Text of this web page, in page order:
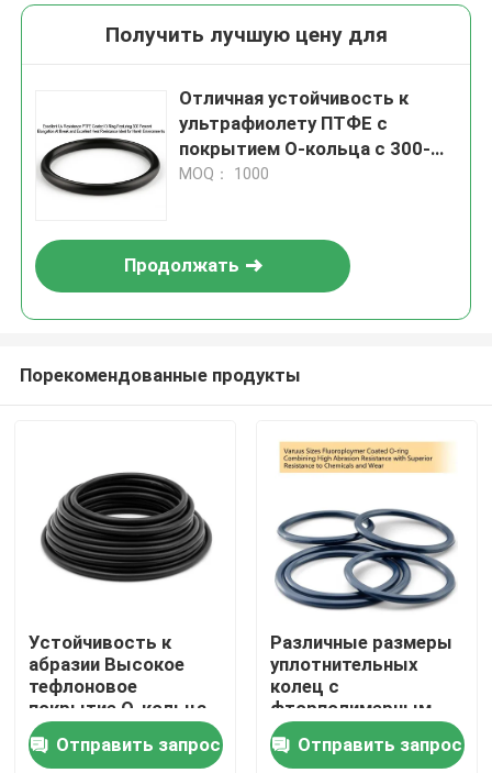
Продукция
Ролики
Получить лучшую цену для
Отличная устойчивость к
ультрафиолету ПТФЕ с
покрытием O-кольца с 300-
процентной элонгацией при
подходит для суровой среды
MOQ： 1000
Продолжать
Порекомендованные продукты
Устойчивость к
абразии Высокое
тефлоновое
покрытие О-кольца
Идеальное
уплотнение и
Отправить запрос
Различные размеры
уплотнительных
колец с
фторполимерным
покрытием,
сочетающие
Отправить запрос